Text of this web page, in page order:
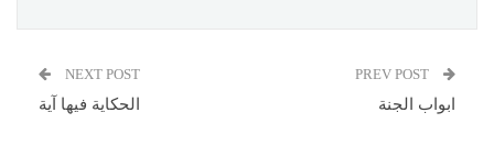
ابواب الجنة
NEXT POST
الحكاية فيها آية